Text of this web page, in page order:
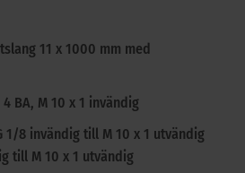
11 x 1000 mm med
BA, M 10 x 1 invändig
1/8 invändig till M 10 x 1 utvändig
till M 10 x 1 utvändig